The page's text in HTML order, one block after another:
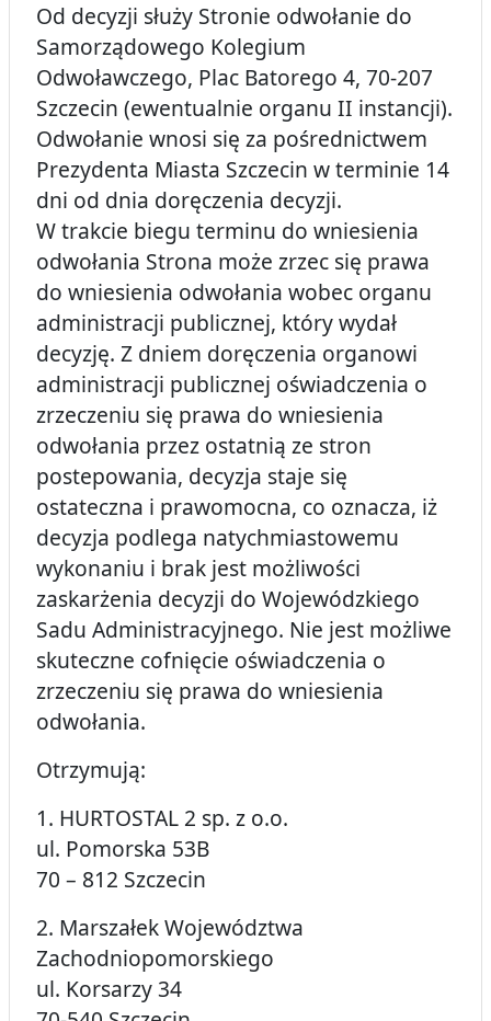
Od decyzji służy Stronie odwołanie do
Samorządowego Kolegium
Odwoławczego, Plac Batorego 4, 70-207
Szczecin (ewentualnie organu II instancji).
Odwołanie wnosi się za pośrednictwem
Prezydenta Miasta Szczecin w terminie 14
dni od dnia doręczenia decyzji.
W trakcie biegu terminu do wniesienia
odwołania Strona może zrzec się prawa
do wniesienia odwołania wobec organu
administracji publicznej, który wydał
decyzję. Z dniem doręczenia organowi
administracji publicznej oświadczenia o
zrzeczeniu się prawa do wniesienia
odwołania przez ostatnią ze stron
postepowania, decyzja staje się
ostateczna i prawomocna, co oznacza, iż
decyzja podlega natychmiastowemu
wykonaniu i brak jest możliwości
zaskarżenia decyzji do Wojewódzkiego
Sadu Administracyjnego. Nie jest możliwe
skuteczne cofnięcie oświadczenia o
zrzeczeniu się prawa do wniesienia
odwołania.
Otrzymują:
1. HURTOSTAL 2 sp. z o.o.
ul. Pomorska 53B
70 – 812 Szczecin
2. Marszałek Województwa
Zachodniopomorskiego
ul. Korsarzy 34